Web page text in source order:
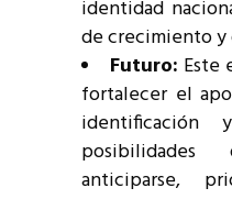
identidad
de crecimiento y
Futuro: Este
fortalecer el
identificación
anticiparse,